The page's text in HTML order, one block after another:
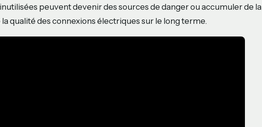
peuvent devenir des sources de danger ou accumuler de la
qualité des connexions électriques sur le long terme.